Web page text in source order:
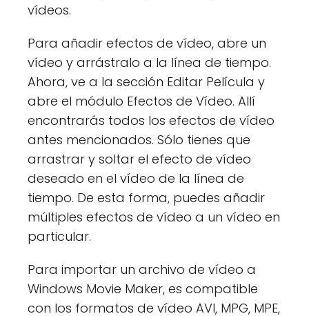
vídeos.
Para añadir efectos de vídeo, abre un
vídeo y arrástralo a la línea de tiempo.
Ahora, ve a la sección Editar Película y
abre el módulo Efectos de Vídeo. Allí
encontrarás todos los efectos de vídeo
antes mencionados. Sólo tienes que
arrastrar y soltar el efecto de vídeo
deseado en el vídeo de la línea de
tiempo. De esta forma, puedes añadir
múltiples efectos de vídeo a un vídeo en
particular.
Para importar un archivo de vídeo a
Windows Movie Maker, es compatible
con los formatos de vídeo AVI, MPG, MPE,